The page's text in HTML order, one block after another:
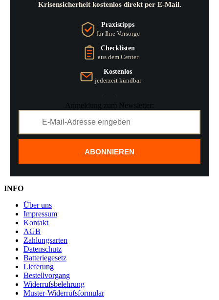
Krisensicherheit kostenlos direkt per E-Mail.
Praxistipps
für Ihre Vorsorge
Checklisten
aus dem Center
Kostenlos
jederzeit kündbar
Anmeldung zum Newsletter:
ABONNIEREN
INFO
Über uns
Impressum
Kontakt
AGB
Zahlungsarten
Datenschutz
Batteriegesetz
Lieferung
Bestellvorgang
Widerrufsbelehrung
Muster-Widerrufsformular